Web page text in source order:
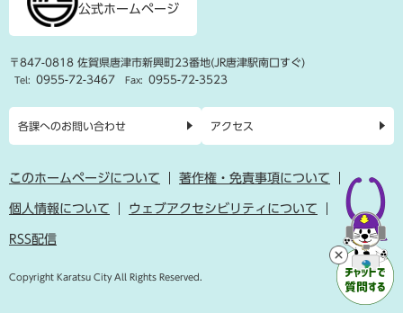
公式ホームページ
〒847-0818 佐賀県唐津市新興町23番地(JR唐津駅南口すぐ)
Tel: 0955-72-3467 Fax: 0955-72-3523
各課へのお問い合わせ アクセス
このホームページについて 著作権・免責事項について
個人情報について ウェブアクセシビリティについて
RSS配信
Copyright Karatsu City All Rights Reserved.